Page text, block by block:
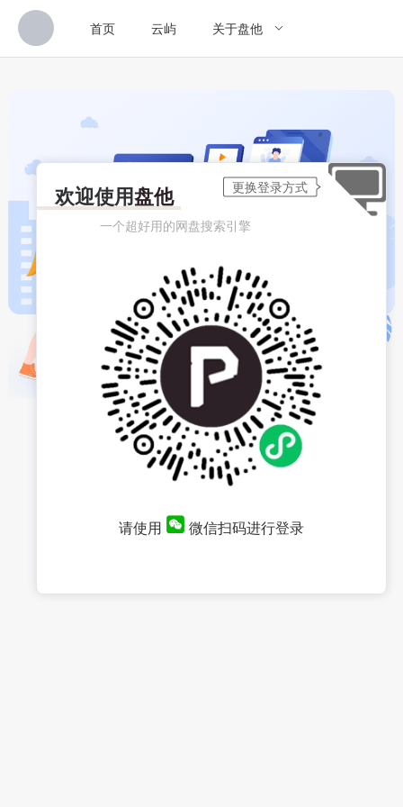
首页 云屿 关于盘他
欢迎使用盘他
一个超好用的网盘搜索引擎
请使用 微信扫码进行登录